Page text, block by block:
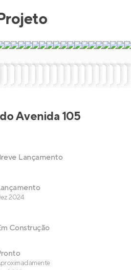
Avenida 105
Lançamento
2024
Construção